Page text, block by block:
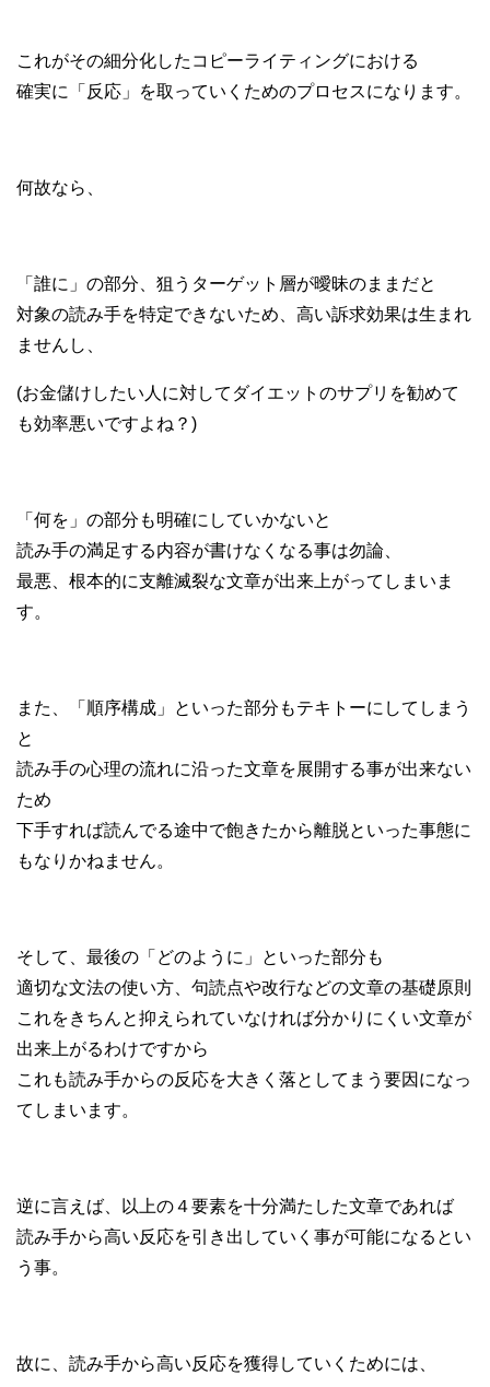
これがその細分化したコピーライティングにおける
確実に「反応」を取っていくためのプロセスになります。
何故なら、
「誰に」の部分、狙うターゲット層が曖昧のままだと
対象の読み手を特定できないため、高い訴求効果は生まれ
ませんし、
(お金儲けしたい人に対してダイエットのサプリを勧めて
も効率悪いですよね？)
「何を」の部分も明確にしていかないと
読み手の満足する内容が書けなくなる事は勿論、
最悪、根本的に支離滅裂な文章が出来上がってしまいま
す。
また、「順序構成」といった部分もテキトーにしてしまう
と
読み手の心理の流れに沿った文章を展開する事が出来ない
ため
下手すれば読んでる途中で飽きたから離脱といった事態に
もなりかねません。
そして、最後の「どのように」といった部分も
適切な文法の使い方、句読点や改行などの文章の基礎原則
これをきちんと抑えられていなければ分かりにくい文章が
出来上がるわけですから
これも読み手からの反応を大きく落としてまう要因になっ
てしまいます。
逆に言えば、以上の４要素を十分満たした文章であれば
読み手から高い反応を引き出していく事が可能になるとい
う事。
故に、読み手から高い反応を獲得していくためには、